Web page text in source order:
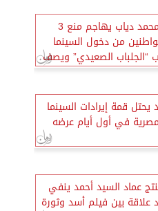
محمد دياب يهاجم منع 3
من دخول السينما
“الجلباب الصعيدي” ويصف
الواقعة بـ”جريمة”
يحتل قمة إيرادات السينما
في أول أيام عرضه
عماد السيد أحمد ينفي
علاقة بين فيلم أسد وثورة